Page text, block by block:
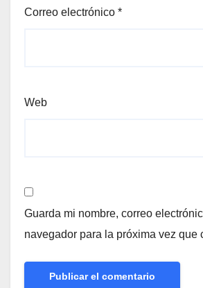
Correo electrónico *
Web
Guarda mi nombre, correo
navegador para la próxima vez que